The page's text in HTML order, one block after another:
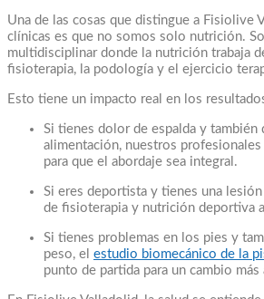
Una de las cosas que distingue a Fisiolive
clínicas es que no somos solo nutrición.
multidisciplinar donde la nutrición trabaja
fisioterapia, la podología y el ejercicio
Esto tiene un impacto real en los
Si tienes dolor de espalda y también
alimentación, nuestros
para que el abordaje sea integral.
Si eres deportista y tienes una
de fisioterapia y nutrición deportiva
Si tienes problemas en los pies y
peso, el estudio biomecánico de la
punto de partida para un cambio más